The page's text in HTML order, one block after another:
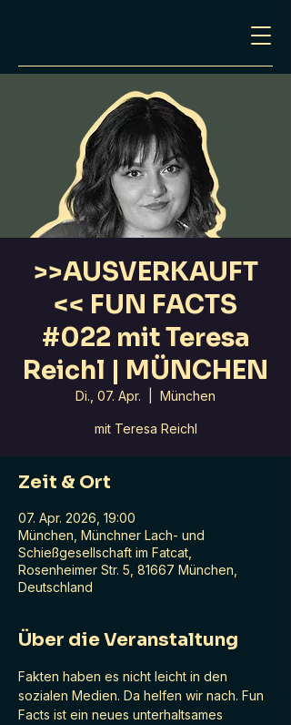
>>AUSVERKAUFT
<< FUN FACTS
#022 mit Teresa
Reichl | MÜNCHEN
Di., 07. Apr. München
mit Teresa Reichl
Zeit & Ort
07. Apr. 2026, 19:00
München, Münchner Lach- und
Schießgesellschaft im Fatcat,
Rosenheimer Str. 5, 81667 München,
Deutschland
Über die Veranstaltung
Fakten haben es nicht leicht in den
sozialen Medien. Da helfen wir nach. Fun
Facts ist ein neues unterhaltsames